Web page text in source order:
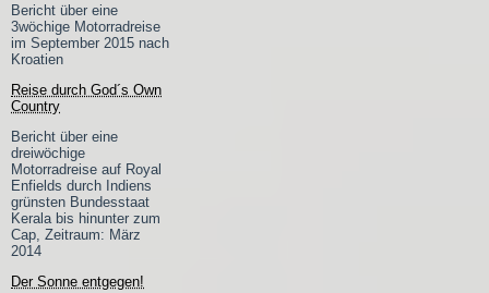
Bericht über eine
3wöchige Motorradreise
im September 2015 nach
Kroatien
Reise durch God´s Own
Country
Bericht über eine
dreiwöchige
Motorradreise auf Royal
Enfields durch Indiens
grünsten Bundesstaat
Kerala bis hinunter zum
Cap, Zeitraum: März
2014
Der Sonne entgegen!